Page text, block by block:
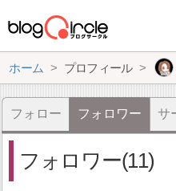
ホーム プロフィール
フォロー フォロワー サ
フォロワー(11)